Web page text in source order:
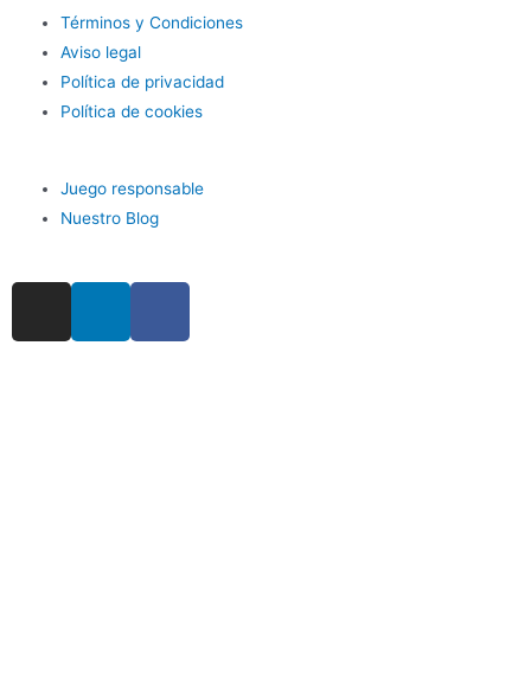
Términos y Condiciones
Aviso legal
Política de privacidad
Política de cookies
Juego responsable
Nuestro Blog